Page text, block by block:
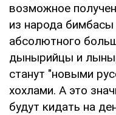
возможное
из народа
абсолютного
дынырийцы и
станут "новыми
хохлами. А это
будут кидать на